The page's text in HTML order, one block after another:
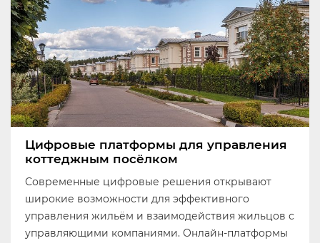
Цифровые платформы для управления
коттеджным посёлком
Современные цифровые решения открывают
широкие возможности для эффективного
управления жильём и взаимодействия жильцов с
управляющими компаниями. Онлайн-платформы